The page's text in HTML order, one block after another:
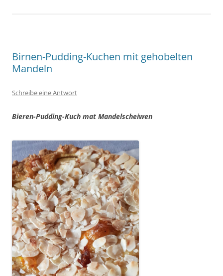
Birnen-Pudding-Kuchen mit gehobelten
Mandeln
Schreibe eine Antwort
Bieren-Pudding-Kuch mat Mandelscheiwen